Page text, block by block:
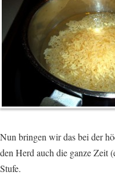
Nun bringen wir das bei der
den Herd auch die ganze Zeit
Stufe.